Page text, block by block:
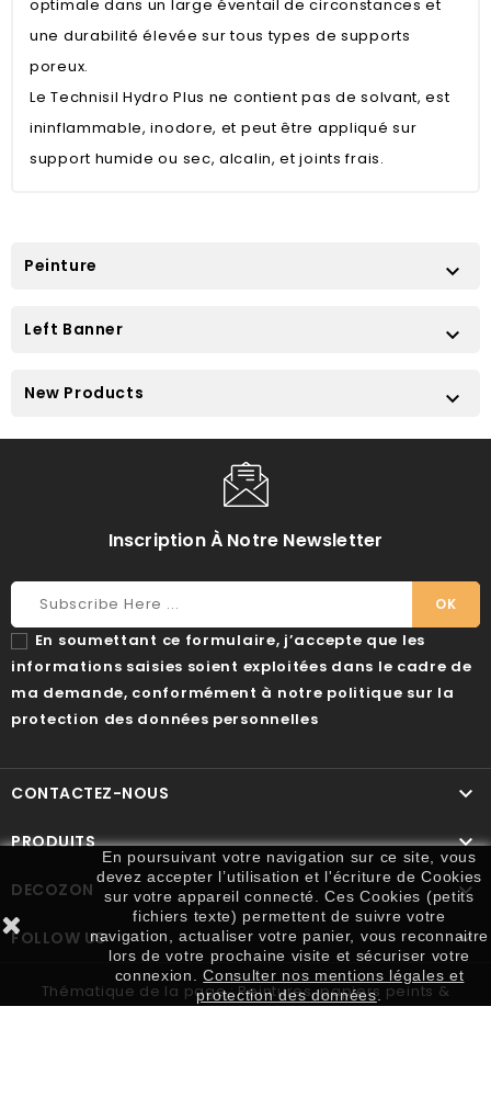
optimale dans un large éventail de circonstances et
une durabilité élevée sur tous types de supports
poreux.
Le Technisil Hydro Plus ne contient pas de solvant, est
ininflammable, inodore, et peut être appliqué sur
support humide ou sec, alcalin, et joints frais.
Peinture 
Left Banner 
New Products 
Inscription À Notre Newsletter
En soumettant ce formulaire, j’accepte que les
informations saisies soient exploitées dans le cadre de
ma demande, conformément à notre politique sur la
protection des données personnelles
CONTACTEZ-NOUS 
PRODUITS 
DECOZON 
FOLLOW US 
En poursuivant votre navigation sur ce site, vous
devez accepter l’utilisation et l'écriture de Cookies
sur votre appareil connecté. Ces Cookies (petits
fichiers texte) permettent de suivre votre
navigation, actualiser votre panier, vous reconnaitre
lors de votre prochaine visite et sécuriser votre
connexion.Consulter nos mentions légales et
protection des données.
Thématique de la page : Peintures, papiers peints &